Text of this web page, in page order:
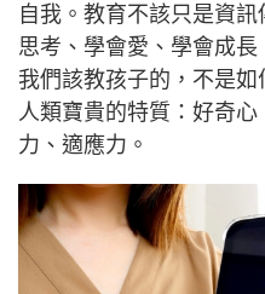
自我。教育不該只是資
思考、學會愛、學會成長
我們該教孩子的，不是
人類寶貴的特質：好奇
力、適應力。